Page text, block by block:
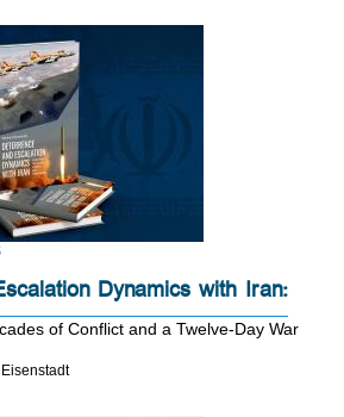
Dynamics with Iran:
of Conflict and a Twelve-Day War